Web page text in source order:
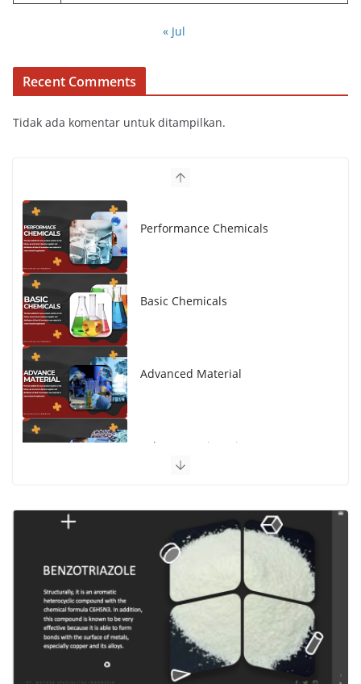
« Jul
Recent Comments
Tidak ada komentar untuk ditampilkan.
Performance Chemicals
Basic Chemicals
Advanced Material
Polymer Engineering